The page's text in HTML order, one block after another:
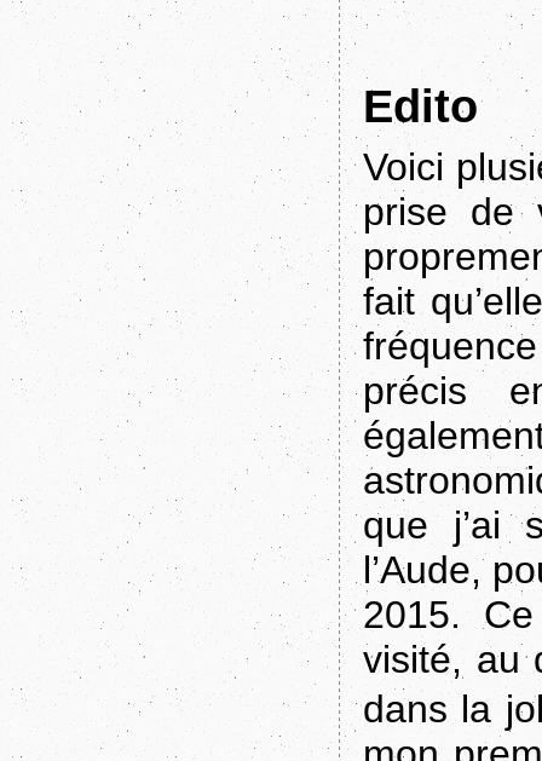
Edito
Voici
prise de
fait
précis
que j’ai
l’Aude,
2015.
visité, au
dans la